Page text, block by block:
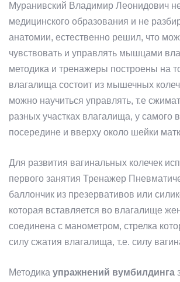
Муранивский Владимир Леонидович
медицинского образования и не
анатомии, естественно решил, что
чувствовать и управлять мышцами
методика и тренажеры построены на
влагалища состоит из мышечных
можно научиться управлять, т.е
разных участках влагалища, у самого
посередине и вверху около шейки
Для развития вагинальных колечек
первого занятия Тренажер
баллончик из презервативов или
которая вставляется во влагалище
соединена с манометром, стрелка
силу сжатия влагалища, т.е. силу
Методика упражнений вумбилдинга